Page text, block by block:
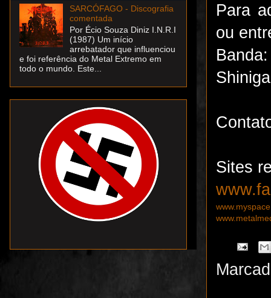
Para
ou
Banda:
Sites
SARCÓFAGO - Discografia
comentada
Por Écio Souza Diniz I.N.R.I
(1987) Um início
arrebatador que influenciou
e foi referência do Metal Extremo em
todo o mundo. Este...